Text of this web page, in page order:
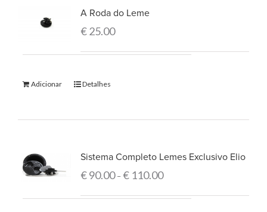
A Roda do Leme
€25.00
Adicionar Detalhes
Sistema Completo Lemes Exclusivo Elio
€90.00–€110.00